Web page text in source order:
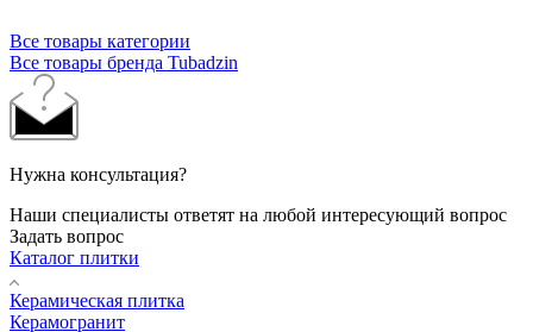
Все товары категории
Все товары бренда Tubadzin
Нужна консультация?
Наши специалисты ответят на любой интересующий вопрос
Задать вопрос
Каталог плитки
Керамическая плитка
Керамогранит